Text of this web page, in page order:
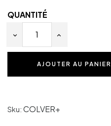
QUANTITÉ
AJOUTER AU PANIER
Sku: COLVER+